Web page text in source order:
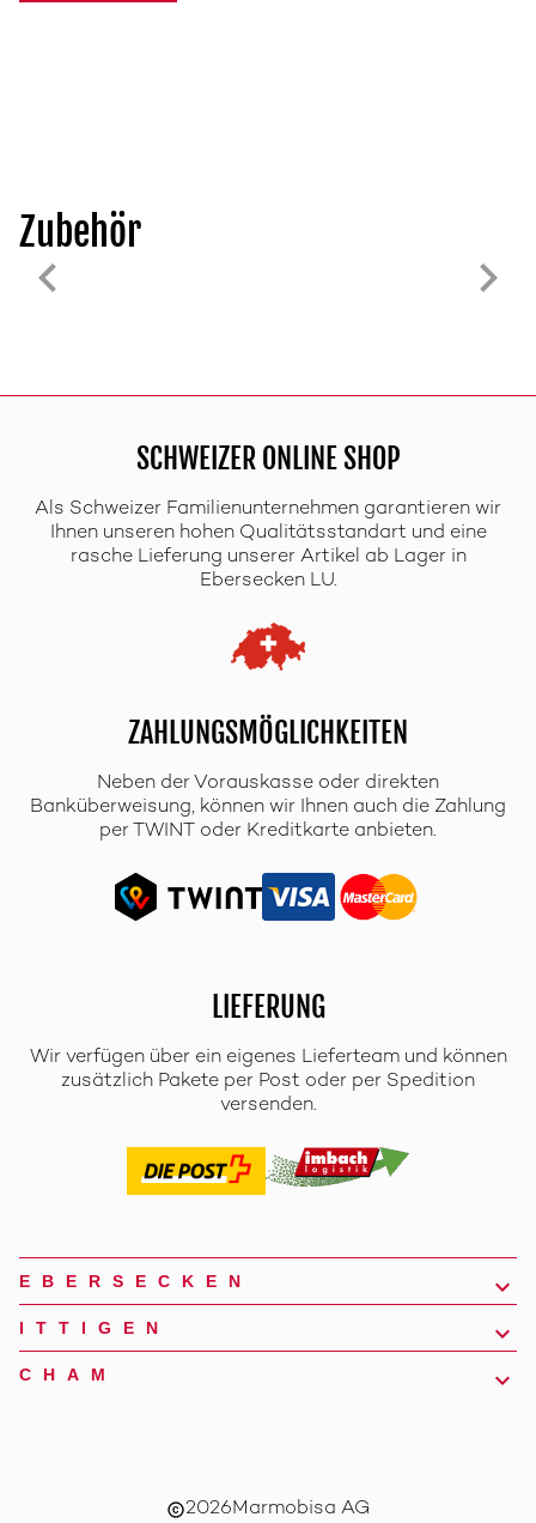
Zubehör
SCHWEIZER ONLINE SHOP
Als Schweizer Familienunternehmen garantieren wir
Ihnen unseren hohen Qualitätsstandart und eine
rasche Lieferung unserer Artikel ab Lager in
Ebersecken LU.
ZAHLUNGSMÖGLICHKEITEN
Neben der Vorauskasse oder direkten
Banküberweisung, können wir Ihnen auch die Zahlung
per TWINT oder Kreditkarte anbieten.
LIEFERUNG
Wir verfügen über ein eigenes Lieferteam und können
zusätzlich Pakete per Post oder per Spedition
versenden.
EBERSECKEN
ITTIGEN
CHAM
copyright2026Marmobisa AG